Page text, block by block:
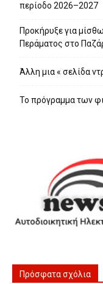
περίοδο 2026–2027
Προκήρυξε για
Περάματος στο
Άλλη μια « σελίδα
Το πρόγραμμα των
Πρόσφατα σχόλια